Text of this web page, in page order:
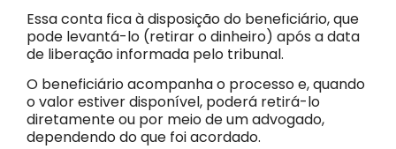
Essa conta fica à disposição do beneficiário, que
pode levantá-lo (retirar o dinheiro) após a data
de liberação informada pelo tribunal.
O beneficiário acompanha o processo e, quando
o valor estiver disponível, poderá retirá-lo
diretamente ou por meio de um advogado,
dependendo do que foi acordado.